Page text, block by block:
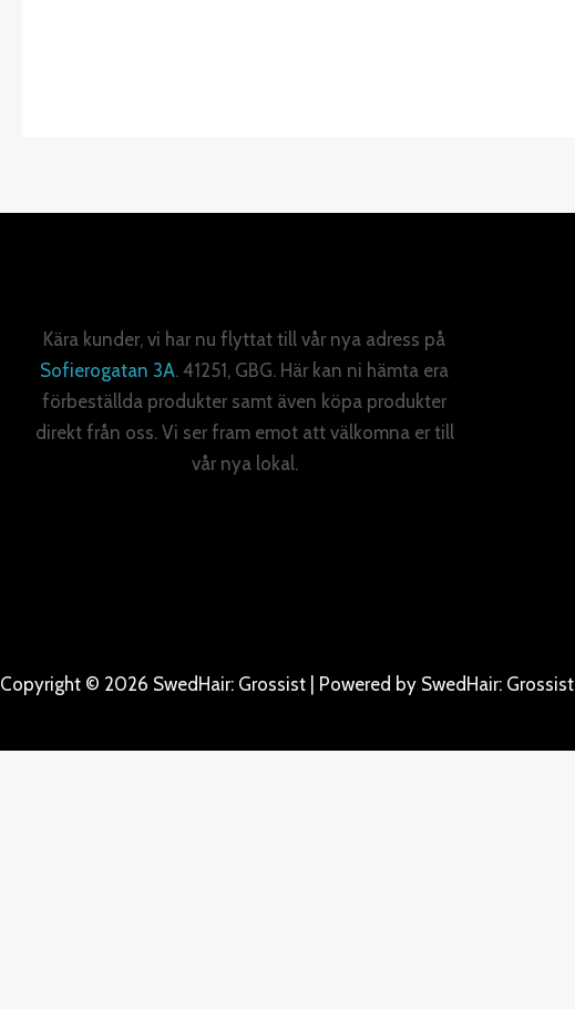
Kära kunder, vi har nu flyttat till vår nya adress på
Sofierogatan 3A. 41251, GBG. Här kan ni hämta era
förbeställda produkter samt även köpa produkter
direkt från oss. Vi ser fram emot att välkomna er till
vår nya lokal.
Copyright © 2026 SwedHair: Grossist | Powered by SwedHair: Grossist